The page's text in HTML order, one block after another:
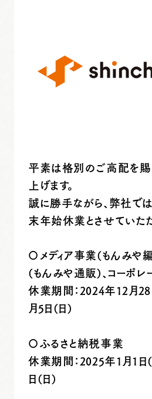
平素は格別のご高配を賜
上げます。
誠に勝手ながら、弊社で
末年始休業とさせていただ
〇メディア事業(もんみ
(もんみや通販)、コーポレ
休業期間：2024年12月
月5日(日)
〇ふるさと納税事業
休業期間：2025年1月1
日(日)